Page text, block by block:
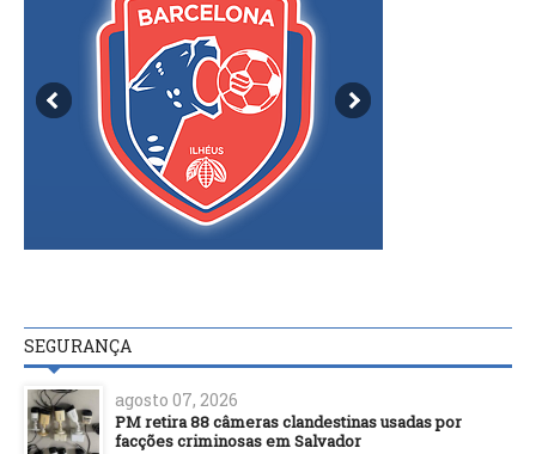
SEGURANÇA
agosto 07, 2026
PM retira 88 câmeras clandestinas usadas por
facções criminosas em Salvador